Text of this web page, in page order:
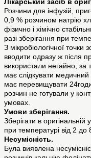
Лікарський засіб в
Розчини для інфузій,
0,9 % розчином натрію
фізично і хімічно
разі зберігання при
З мікробіологічної точки
вводити одразу ж після
використали негайно, за
має слідкувати
має перевищувати
розчин не готували у
умовах.
Умови зберігання.
Зберігати в оригінальній
при температурі від 2 до
Несумісність.
Була виявлена